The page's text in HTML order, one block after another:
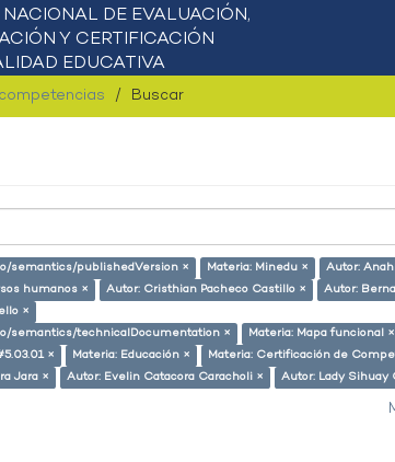
Buscar
semantics/publishedVersion × Materia: Minedu ×
Autor:
humanos × Autor: Cristhian Pacheco Castillo ×
Autor:
×
semantics/technicalDocumentation ×
Materia: Mapa funcional ×
× Materia: Educación ×
Materia: Certificación de
Jara × Autor: Evelin Catacora Caracholi × Autor: Lady